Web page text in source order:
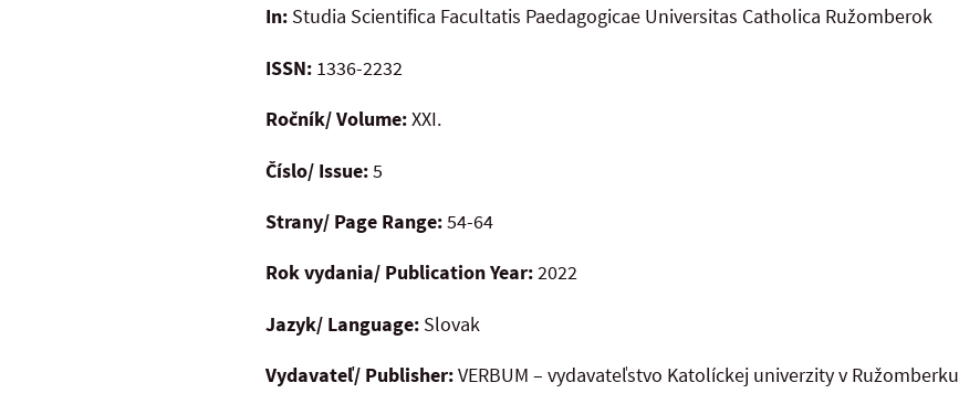
In: Studia Scientifica Facultatis Paedagogicae Universitas Catholica Ružomberok
ISSN: 1336-2232
Ročník/ Volume:XXI.
Číslo/ Issue:5
Strany/ Page Range:54-64
Rok vydania/ Publication Year:2022
Jazyk/ Language: Slovak
Vydavateľ/ Publisher:VERBUM – vydavateľstvo Katolíckej univerzity v Ružomberku